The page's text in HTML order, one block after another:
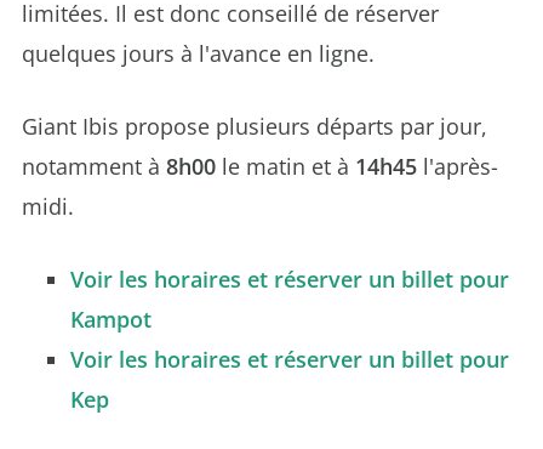
limitées. Il est donc conseillé de réserver
quelques jours à l'avance en ligne.
Giant Ibis propose plusieurs départs par jour,
notamment à 8h00 le matin et à 14h45 l'après-
midi.
Voir les horaires et réserver un billet pour
Kampot
Voir les horaires et réserver un billet pour
Kep